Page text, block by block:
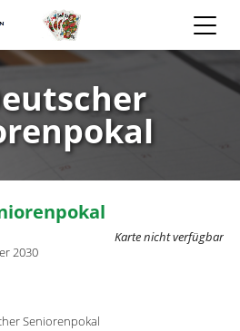
Karte nicht verfügbar
2030
Seniorenpokal